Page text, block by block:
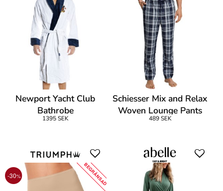
Newport Yacht Club
Bathrobe
1395 SEK
Schiesser Mix and Relax
Woven Lounge Pants
489 SEK
-30% BEGRÄNSAD